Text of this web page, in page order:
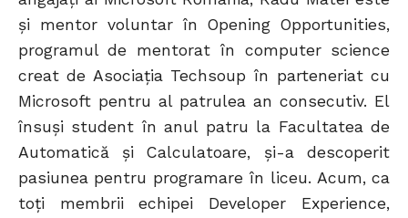
și mentor voluntar în Opening Opportunities,
programul de mentorat în computer science
creat de Asociația Techsoup în parteneriat cu
Microsoft pentru al patrulea an consecutiv. El
însuși student în anul patru la Facultatea de
Automatică și Calculatoare, și-a descoperit
pasiunea pentru programare în liceu. Acum, ca
toți membrii echipei Developer Experience,